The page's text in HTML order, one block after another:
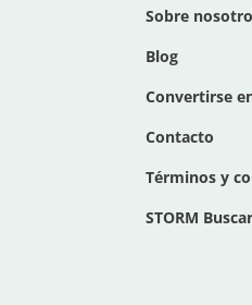
Sobre
Blog
Convertirse
Contacto
Términos y
STORM